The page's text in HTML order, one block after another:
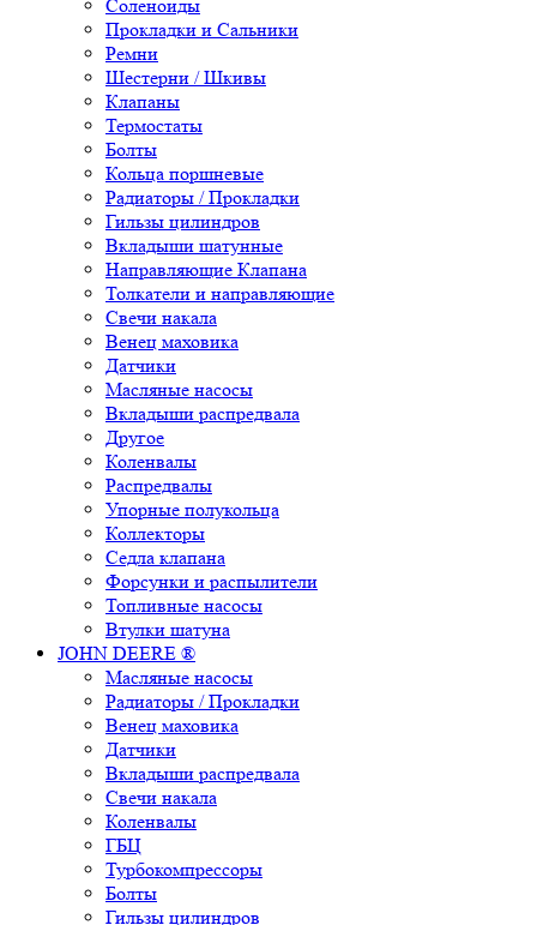
Соленоиды
Прокладки и Сальники
Ремни
Шестерни / Шкивы
Клапаны
Термостаты
Болты
Кольца поршневые
Радиаторы / Прокладки
Гильзы цилиндров
Вкладыши шатунные
Направляющие Клапана
Толкатели и направляющие
Свечи накала
Венец маховика
Датчики
Масляные насосы
Вкладыши распредвала
Другое
Коленвалы
Распредвалы
Упорные полукольца
Коллекторы
Седла клапана
Форсунки и распылители
Топливные насосы
Втулки шатуна
JOHN DEERE ®
Масляные насосы
Радиаторы / Прокладки
Венец маховика
Датчики
Вкладыши распредвала
Свечи накала
Коленвалы
ГБЦ
Турбокомпрессоры
Болты
Гильзы цилиндров